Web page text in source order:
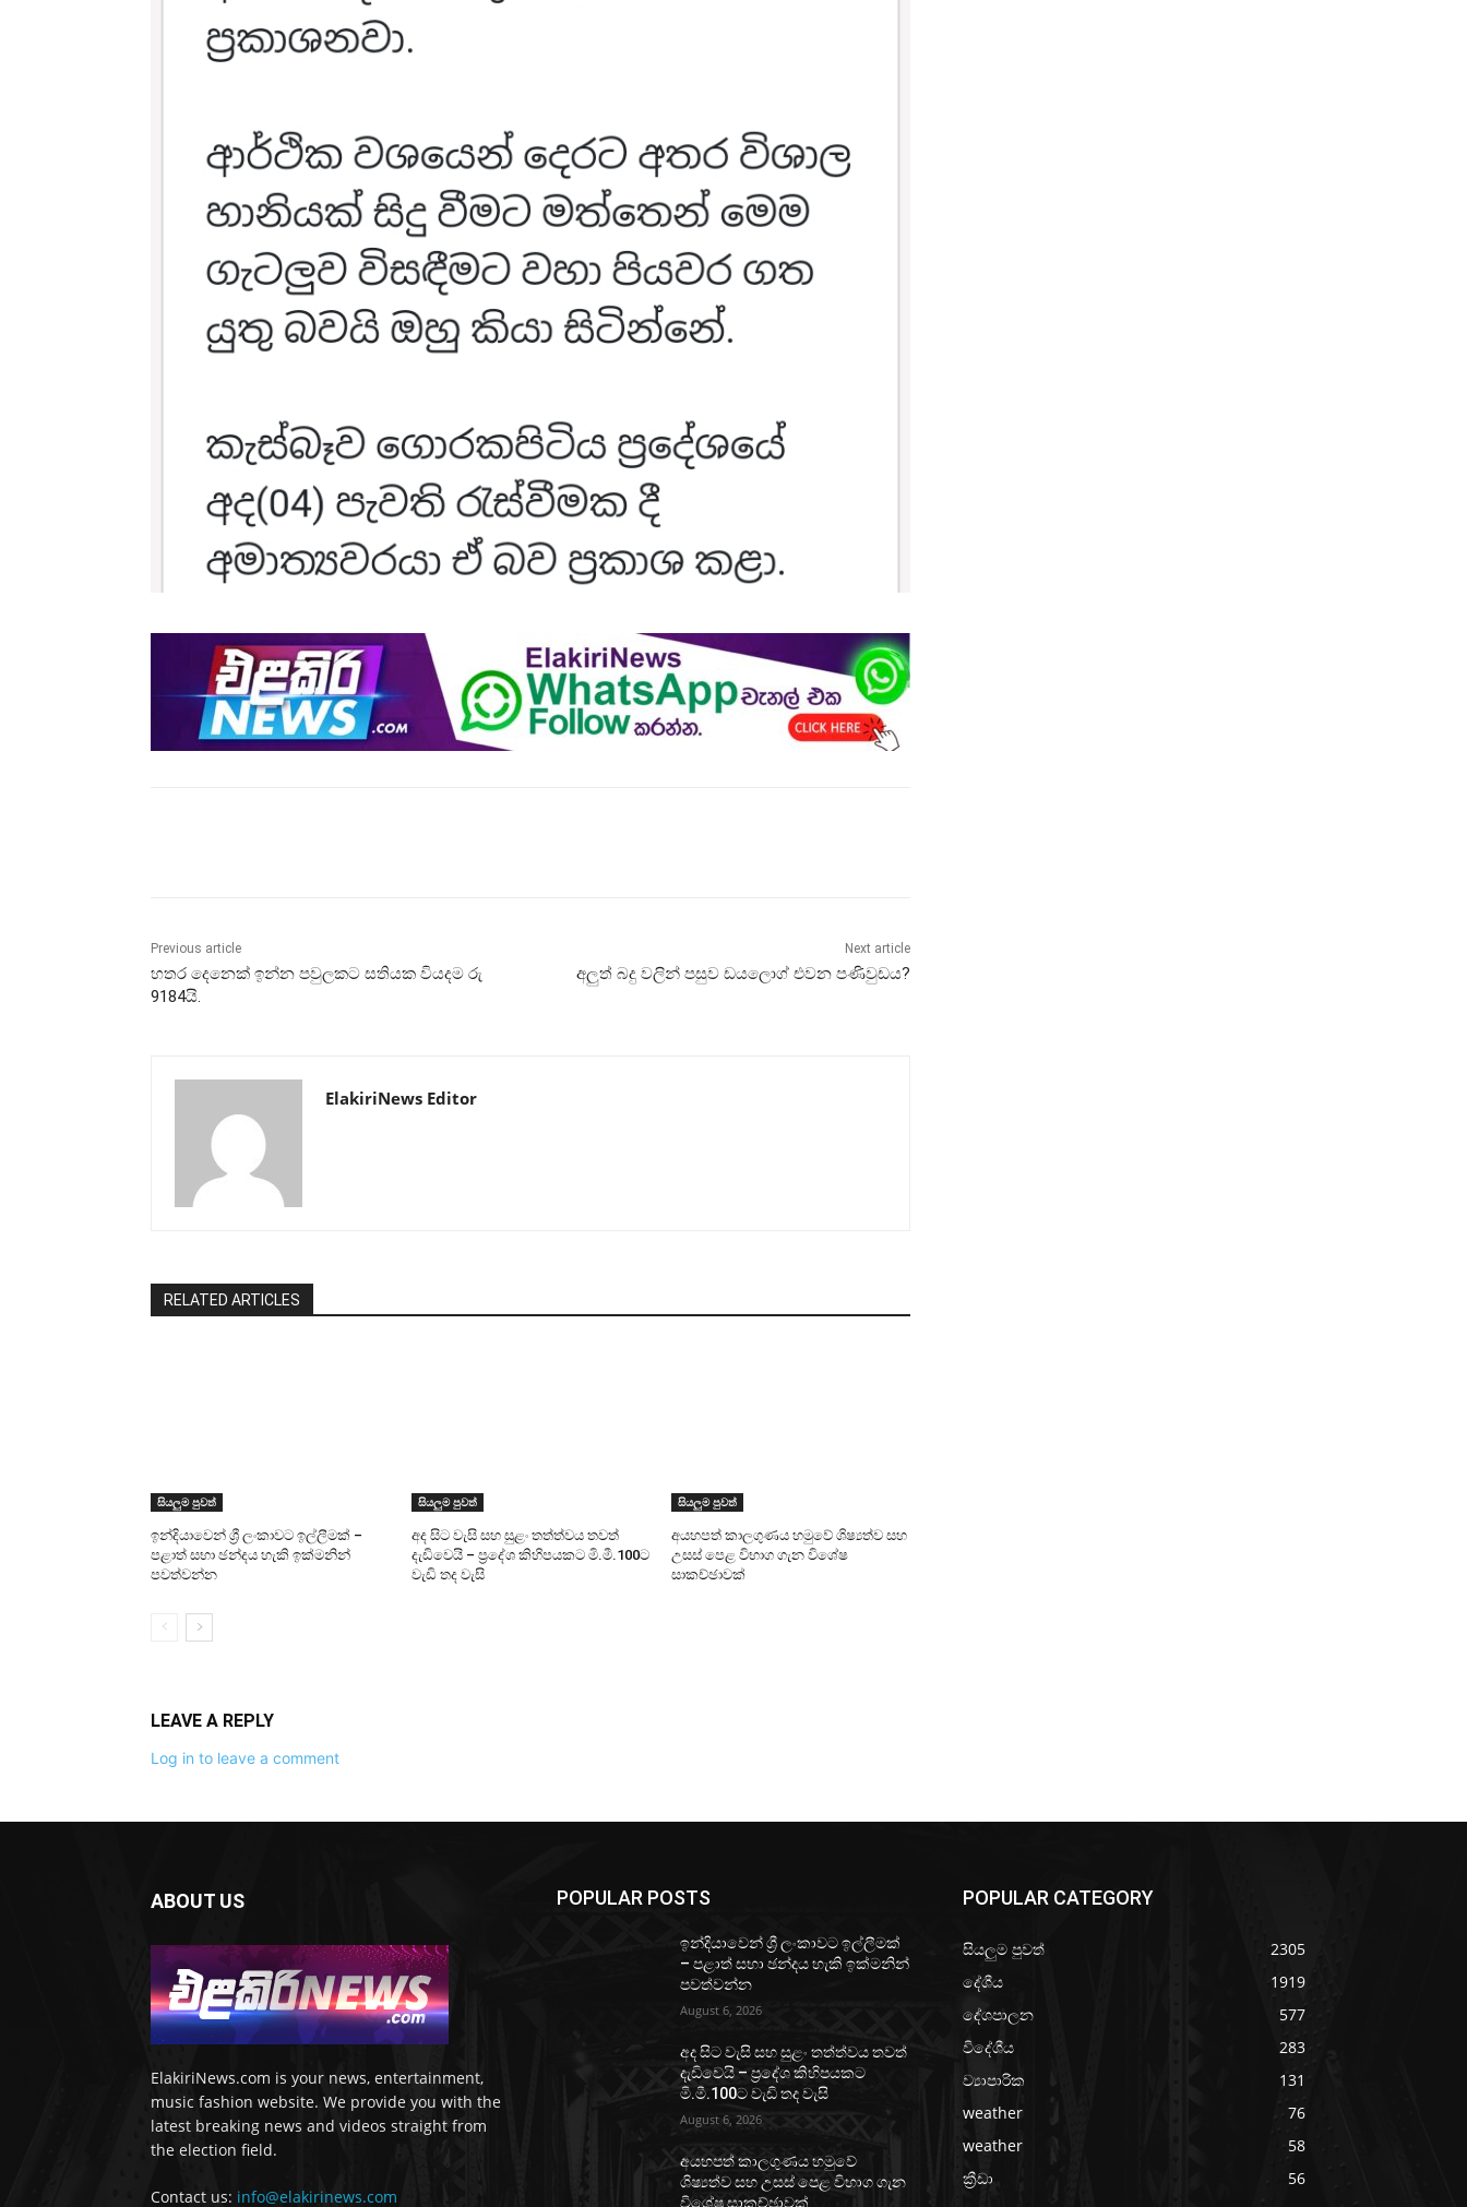
Previous article
හතර දෙනෙක් ඉන්න පවුලකට සතියක වියදම රු
9184යි.
Next article
අලුත් බදු වලින් පසුව ඩයලොග් එවන පණිවුඩය?
ElakiriNews Editor
RELATED ARTICLES
සියලුම පුවත්
ඉන්දියාවෙන් ශ්‍රී ලංකාවට ඉල්ලීමක් –
පළාත් සභා ඡන්දය හැකි ඉක්මනින්
පවත්වන්න
සියලුම පුවත්
අද සිට වැසි සහ සුළං තත්ත්වය තවත්
දැඩිවෙයි – ප්‍රදේශ කිහිපයකට මි.මී.100ට
වැඩි තද වැසි
සියලුම පුවත්
අයහපත් කාලගුණය හමුවේ ශිෂ්‍යත්ව සහ
උසස් පෙළ විභාග ගැන විශේෂ
සාකච්ඡාවක්
LEAVE A REPLY
Log in to leave a comment
ABOUT US
ElakiriNews.com is your news, entertainment,
music fashion website. We provide you with the
latest breaking news and videos straight from
the election field.
Contact us: info@elakirinews.com
POPULAR POSTS
ඉන්දියාවෙන් ශ්‍රී ලංකාවට ඉල්ලීමක්
– පළාත් සභා ඡන්දය හැකි ඉක්මනින්
පවත්වන්න
August 6, 2026
අද සිට වැසි සහ සුළං තත්ත්වය තවත්
දැඩිවෙයි – ප්‍රදේශ කිහිපයකට
මි.මී.100ට වැඩි තද වැසි
August 6, 2026
අයහපත් කාලගුණය හමුවේ
ශිෂ්‍යත්ව සහ උසස් පෙළ විභාග ගැන
විශේෂ සාකච්ඡාවක්
POPULAR CATEGORY
සියලුම පුවත්
2305
දේශීය
1919
දේශපාලන
577
විදේශීය
283
ව්‍යාපාරික
131
weather
76
weather
58
ක්‍රීඩා
56